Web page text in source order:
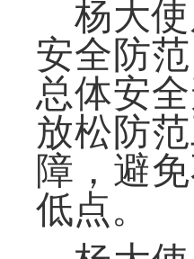
杨大
安全防
总体安
放松防
障，避
低点。